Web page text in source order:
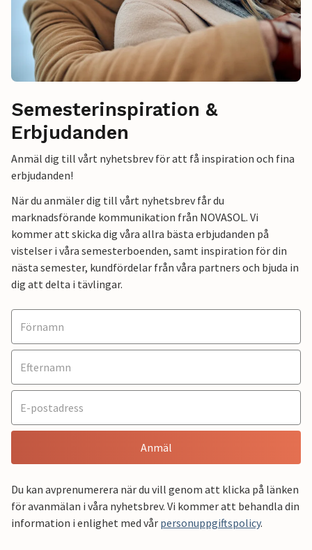
Semesterinspiration &
Erbjudanden
Anmäl dig till vårt nyhetsbrev för att få inspiration och fina
erbjudanden!
När du anmäler dig till vårt nyhetsbrev får du
marknadsförande kommunikation från NOVASOL. Vi
kommer att skicka dig våra allra bästa erbjudanden på
vistelser i våra semesterboenden, samt inspiration för din
nästa semester, kundfördelar från våra partners och bjuda in
dig att delta i tävlingar.
Anmäl
Du kan avprenumerera när du vill genom att klicka på länken
för avanmälan i våra nyhetsbrev. Vi kommer att behandla din
information i enlighet med vår personuppgiftspolicy.